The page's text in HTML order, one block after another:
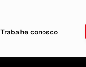
Trabalhe conosco